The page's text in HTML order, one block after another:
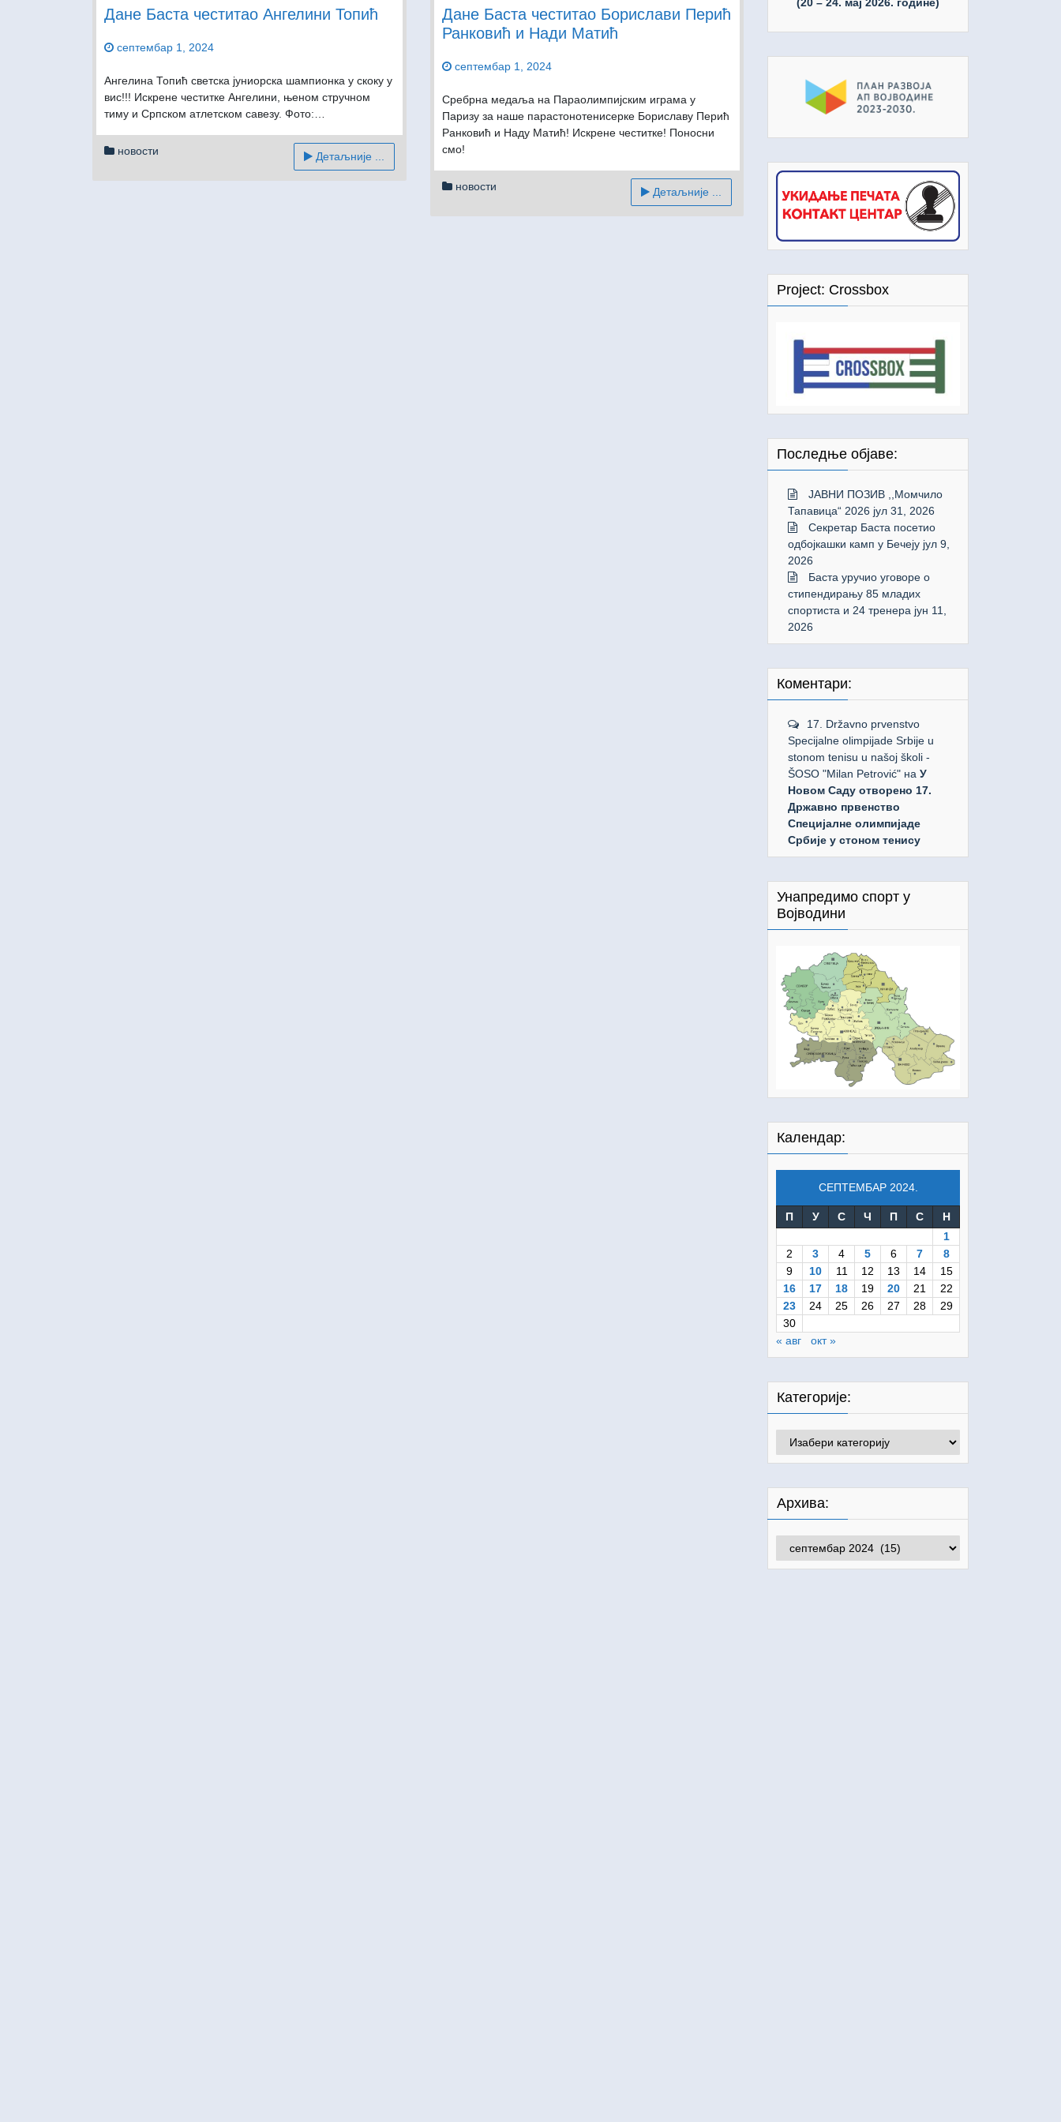
Дане Баста честитао Ангелини Топић
септембар 1, 2024
Ангелина Топић светска јуниорска шампионка у скоку у
вис!!! Искрене честитке Ангелини, њеном стручном
тиму и Српском атлетском савезу. Фото:…
новости Детаљније ...
Дане Баста честитао Борислави Перић
Ранковић и Нади Матић
септембар 1, 2024
Сребрна медаља на Параолимпијским играма у
Паризу за наше парастонотенисерке Бориславу Перић
Ранковић и Наду Матић! Искрене честитке! Поносни
смо!
новости Детаљније ...
Project: Crossbox
Последње објаве:
ЈАВНИ ПОЗИВ ,,Момчило
Тапавица“ 2026 јул 31, 2026
Секретар Баста посетио
одбојкашки камп у Бечеју јул 9,
2026
Баста уручио уговоре о
стипендирању 85 младих
спортиста и 24 тренера јун 11,
2026
Коментари:
17. Državno prvenstvo
Specijalne olimpijade Srbije u
stonom tenisu u našoj školi -
ŠOSO "Milan Petrović" на У
Новом Саду отворено 17.
Државно првенство
Специјалне олимпијаде
Србије у стоном тенису
Унапредимо спорт у
Војводини
Календар:
СЕПТЕМБАР 2024.
П У С Ч П С
Н
1
2
3 4 5 6 7
8
9
10 11 12 13 14
15
16
17 18 19 20 21
22
23
24 25 26 27 28
29
30
« авг
окт »
Категорије:
Категорије:
Архива: